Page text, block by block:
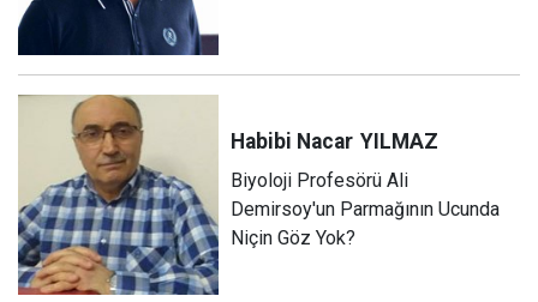
Habibi Nacar YILMAZ
Biyoloji Profesörü Ali
Demirsoy'un Parmağının Ucunda
Niçin Göz Yok?